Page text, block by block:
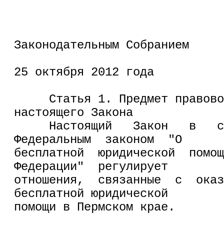
Законодательным Собранием
25 октября 2012 года
Статья 1. Предмет
настоящего Закона
Настоящий   Закон   в
Федеральным  законом  "О
бесплатной  юридической
Федерации"  регулирует
отношения,  связанные  с
бесплатной юридической
помощи в Пермском крае.